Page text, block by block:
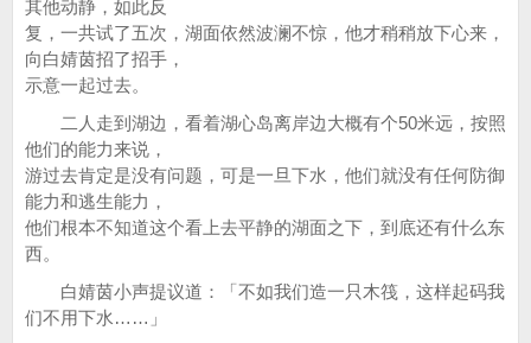
其他动静，如此反
复，一共试了五次，湖面依然波澜不惊，他才稍稍放下心来，
向白婧茵招了招手，
示意一起过去。
二人走到湖边，看着湖心岛离岸边大概有个50米远，按照
他们的能力来说，
游过去肯定是没有问题，可是一旦下水，他们就没有任何防御
能力和逃生能力，
他们根本不知道这个看上去平静的湖面之下，到底还有什么东
西。
白婧茵小声提议道：「不如我们造一只木筏，这样起码我
们不用下水……」